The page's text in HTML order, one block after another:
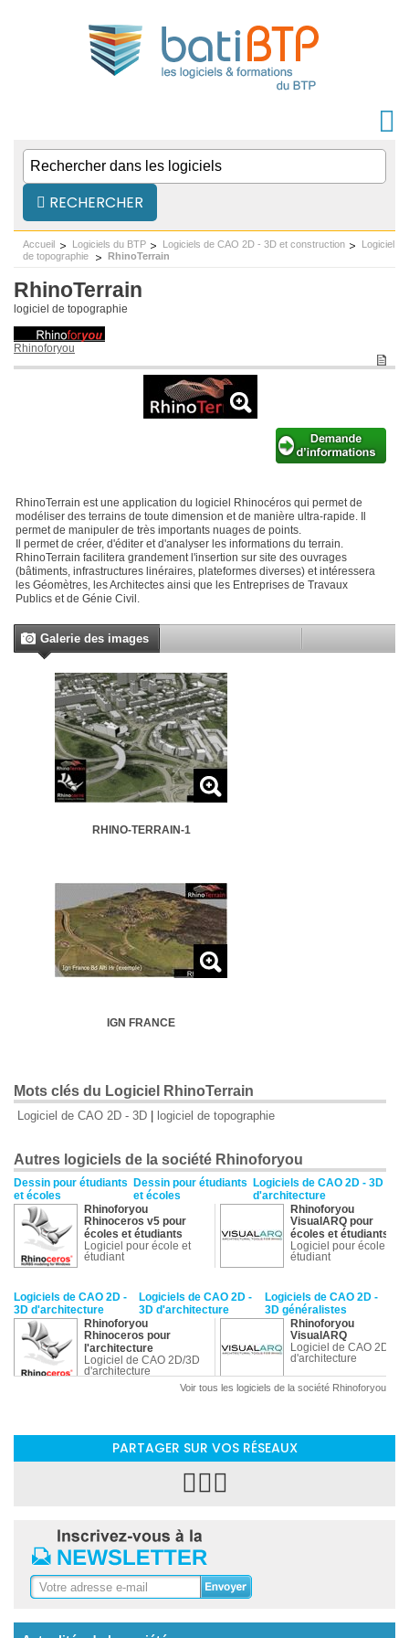
RECHERCHER
Accueil Logiciels du BTP Logiciels de CAO 2D - 3D et construction
Logiciel
de topographie
RhinoTerrain
RhinoTerrain
logiciel de topographie
Rhinoforyou
RhinoTerrain est une application du logiciel Rhinocéros qui permet de
modéliser des terrains de toute dimension et de manière ultra-rapide. Il
permet de manipuler de très importants nuages de points.
Il permet de créer, d'éditer et d'analyser les informations du terrain.
RhinoTerrain facilitera grandement l'insertion sur site des ouvrages
(bâtiments, infrastructures linéraires, plateformes diverses) et intéressera
les Géomètres, les Architectes ainsi que les Entreprises de Travaux
Publics et de Génie Civil.
Galerie des images
RHINO-TERRAIN-1
IGN FRANCE
Mots clés du Logiciel RhinoTerrain
Logiciel de CAO 2D - 3D logiciel de topographie
Autres logiciels de la société Rhinoforyou
Dessin pour étudiants
et écoles
Dessin pour étudiants
et écoles
Logiciels de CAO 2D - 3D
d'architecture
Rhinoforyou
Rhinoceros v5 pour
écoles et étudiants
Logiciel pour école et
étudiant
Rhinoforyou
VisualARQ pour
écoles et étudiants
Logiciel pour école et
étudiant
Logiciels de CAO 2D -
3D d'architecture
Logiciels de CAO 2D -
3D d'architecture
Logiciels de CAO 2D -
3D généralistes
Rhinoforyou
Rhinoceros pour
l'architecture
Logiciel de CAO 2D/3D
d'architecture
Rhinoforyou
VisualARQ
Logiciel de CAO 2D/3D
d'architecture
bois - métallique -
béton
bois - métallique -
béton
Rhinoforyou
Logiciel de CAO 2D - 3D
Rhinoforyou
Voir tous les logiciels de la société Rhinoforyou
PARTAGER SUR VOS RÉSEAUX